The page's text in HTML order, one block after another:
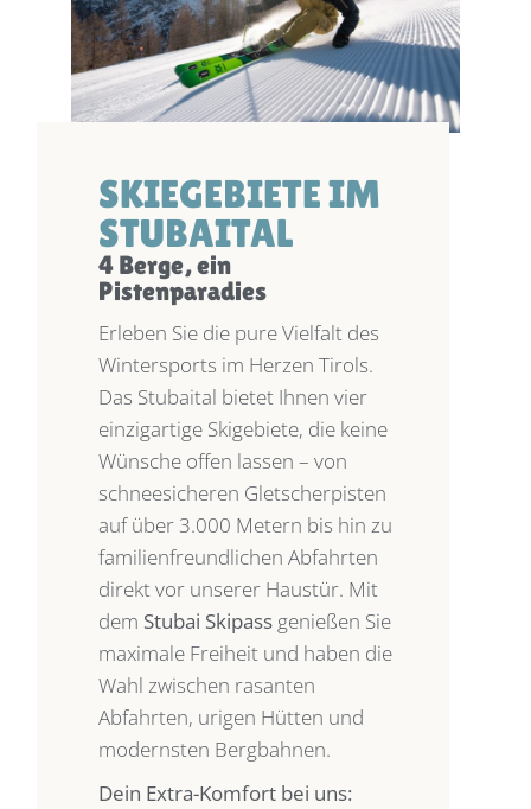
SKIEGEBIETE IM
STUBAITAL
4 Berge, ein
Pistenparadies
Erleben Sie die pure Vielfalt des
Wintersports im Herzen Tirols.
Das Stubaital bietet Ihnen vier
einzigartige Skigebiete, die keine
Wünsche offen lassen – von
schneesicheren Gletscherpisten
auf über 3.000 Metern bis hin zu
familienfreundlichen Abfahrten
direkt vor unserer Haustür. Mit
dem Stubai Skipass genießen Sie
maximale Freiheit und haben die
Wahl zwischen rasanten
Abfahrten, urigen Hütten und
modernsten Bergbahnen.
Dein Extra-Komfort bei uns: